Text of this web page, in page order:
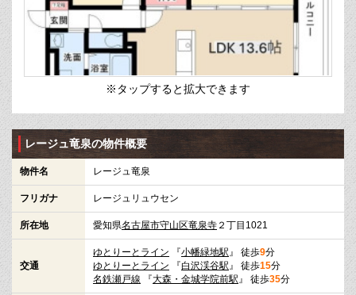
※タップすると拡大できます
レージュ竜泉の物件概要
物件名 レージュ竜泉
フリガナ レージュリュウセン
所在地 愛知県名古屋市守山区竜泉寺 ２丁目1021
交通
ゆとりーとライン 『小幡緑地駅 』 徒歩9分
ゆとりーとライン 『白沢渓谷駅 』 徒歩15分
名鉄瀬戸線 『大森・金城学院前駅 』 徒歩35分